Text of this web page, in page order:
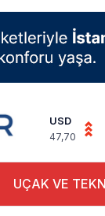
USD
47,70
UÇAK VE